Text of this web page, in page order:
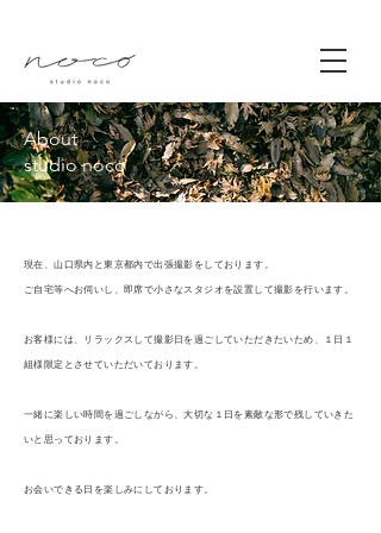
About
studio noco
現在、山口県内と東京都内で出張撮影をしております。
ご自宅等へお伺いし、即席で小さなスタジオを設置して撮影を行います。
お客様には、リラックスして撮影日を過ごしていただきたいため、 １日１
組様限定とさせていただいております。
一緒に楽しい時間を過ごしながら、大切な１日を素敵な形で残していきた
いと思っております。
お会いできる日を楽しみにしております。